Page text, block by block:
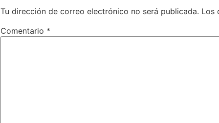
Tu dirección de correo electrónico no será publicada. Los
Comentario *